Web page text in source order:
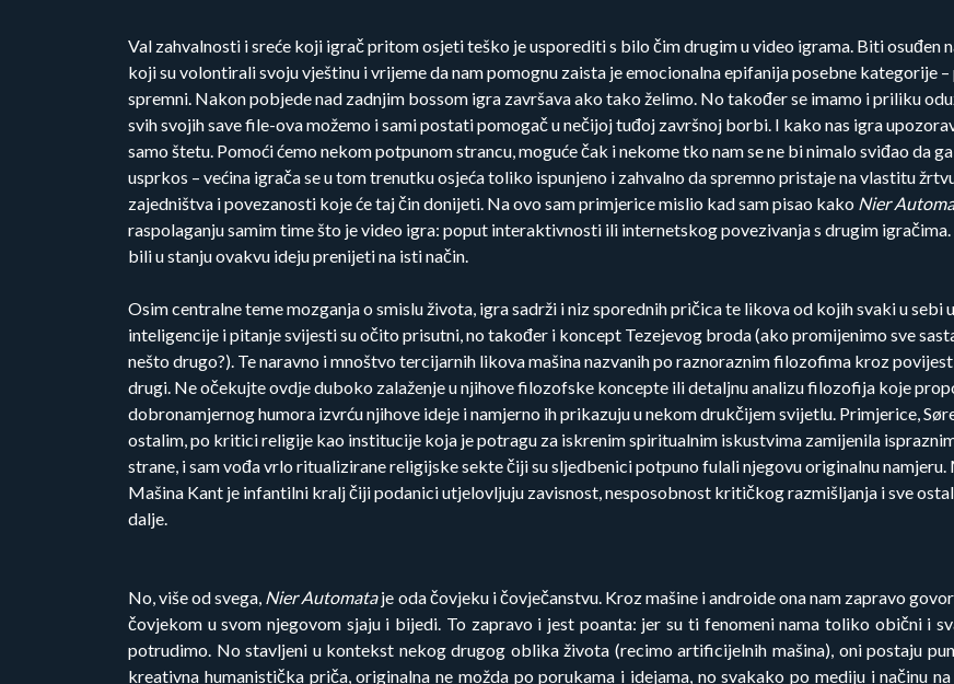
Val zahvalnosti i sreće koji igrač pritom osjeti teško je usporediti s bilo čim drugim u video igrama. Biti osuđen
koji su volontirali svoju vještinu i vrijeme da nam pomognu zaista je emocionalna epifanija posebne kategorije
spremni. Nakon pobjede nad zadnjim bossom igra završava ako tako želimo. No također se imamo i priliku
svih svojih save file-ova možemo i sami postati pomogač u nečijoj tuđoj završnoj borbi. I kako nas igra
samo štetu. Pomoći ćemo nekom potpunom strancu, moguće čak i nekome tko nam se ne bi nimalo sviđao da
usprkos – većina igrača se u tom trenutku osjeća toliko ispunjeno i zahvalno da spremno pristaje na vlastitu
zajedništva i povezanosti koje će taj čin donijeti. Na ovo sam primjerice mislio kad sam pisao kako Nier
raspolaganju samim time što je video igra: poput interaktivnosti ili internetskog povezivanja s drugim
bili u stanju ovakvu ideju prenijeti na isti način.
Osim centralne teme mozganja o smislu života, igra sadrži i niz sporednih pričica te likova od kojih svaki u
inteligencije i pitanje svijesti su očito prisutni, no također i koncept Tezejevog broda (ako promijenimo sve
nešto drugo?). Te naravno i mnoštvo tercijarnih likova mašina nazvanih po raznoraznim filozofima kroz
drugi. Ne očekujte ovdje duboko zalaženje u njihove filozofske koncepte ili detaljnu analizu filozofija koje
dobronamjernog humora izvrću njihove ideje i namjerno ih prikazuju u nekom drukčijem svijetlu. Primjerice,
ostalim, po kritici religije kao institucije koja je potragu za iskrenim spiritualnim iskustvima zamijenila
strane, i sam vođa vrlo ritualizirane religijske sekte čiji su sljedbenici potpuno fulali njegovu originalnu
Mašina Kant je infantilni kralj čiji podanici utjelovljuju zavisnost, nesposobnost kritičkog razmišljanja i sve
dalje.
No, više od svega, Nier Automataje oda čovjeku i čovječanstvu. Kroz mašine i androide ona nam zapravo
čovjekom u svom njegovom sjaju i bijedi. To zapravo i jest poanta: jer su ti fenomeni nama toliko obični i
potrudimo. No stavljeni u kontekst nekog drugog oblika života (recimo artificijelnih mašina), oni postaju
kreativna humanistička priča, originalna ne možda po porukama i idejama, no svakako po mediju i načinu